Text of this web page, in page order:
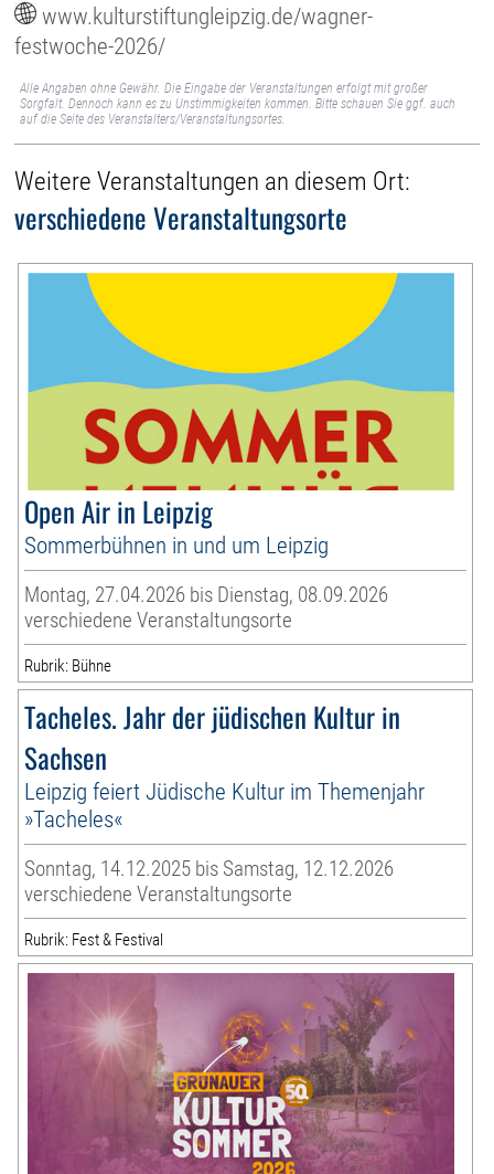
www.kulturstiftungleipzig.de/wagner-
festwoche-2026/
Alle Angaben ohne Gewähr. Die Eingabe der Veranstaltungen erfolgt mit großer
Sorgfalt. Dennoch kann es zu Unstimmigkeiten kommen. Bitte schauen Sie ggf. auch
auf die Seite des Veranstalters/Veranstaltungsortes.
Weitere Veranstaltungen an diesem Ort:
verschiedene Veranstaltungsorte
Open Air in Leipzig
Sommerbühnen in und um Leipzig
Montag, 27.04.2026 bis Dienstag, 08.09.2026
verschiedene Veranstaltungsorte
Rubrik: Bühne
Tacheles. Jahr der jüdischen Kultur in
Sachsen
Leipzig feiert Jüdische Kultur im Themenjahr
»Tacheles«
Sonntag, 14.12.2025 bis Samstag, 12.12.2026
verschiedene Veranstaltungsorte
Rubrik: Fest & Festival